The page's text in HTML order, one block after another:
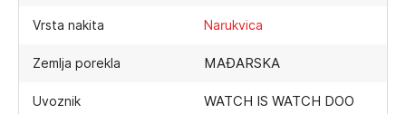
Vrsta nakita Narukvica
Zemlja porekla MAĐARSKA
Uvoznik WATCH IS WATCH DOO